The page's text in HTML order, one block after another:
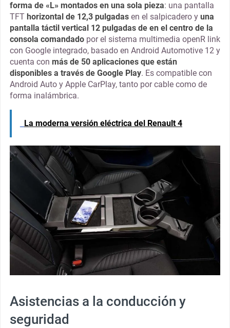
forma de «L» montados en una sola pieza: una pantalla
TFThorizontal de 12,3 pulgadasen el salpicadero y una
pantalla táctil vertical 12 pulgadas de en el centro de la
consola comandadopor el sistema multimedia openR link
con Google integrado, basado en Android Automotive 12 y
cuenta con más de 50 aplicaciones que están
disponibles a través de Google Play. Es compatible con
Android Auto y Apple CarPlay, tanto por cable como de
forma inalámbrica.
La moderna versión eléctrica del Renault 4
Asistencias a la conducción y
seguridad